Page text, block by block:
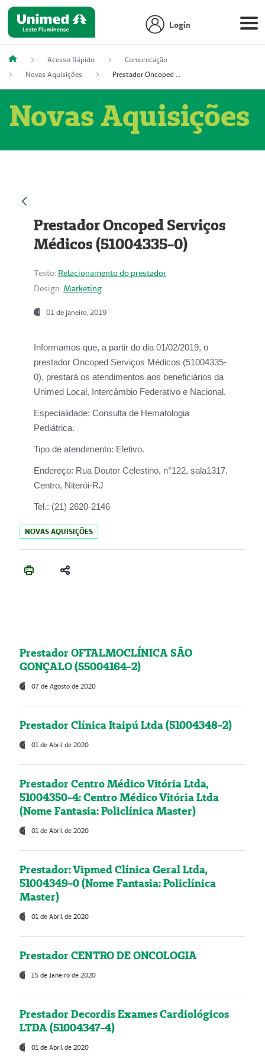
Login
Acesso Rápido
Comunicação
Novas Aquisições
Prestador Oncoped Serviços Médicos (51004335-0)
Novas Aquisições
Prestador Oncoped Serviços
Médicos (51004335-0)
Texto: Relacionamento do prestador
Design: Marketing
01 de janeiro, 2019
Informamos que, a partir do dia 01/02/2019, o
prestador Oncoped Serviços Médicos (51004335-
0), prestará os atendimentos aos beneficiários da
Unimed Local, Intercâmbio Federativo e Nacional.
Especialidade: Consulta de Hematologia
Pediátrica.
Tipo de atendimento: Eletivo.
Endereço: Rua Doutor Celestino, n°122, sala1317,
Centro, Niterói-RJ
Tel.: (21) 2620-2146
NOVAS AQUISIÇÕES
Prestador OFTALMOCLÍNICA SÃO
GONÇALO (55004164-2)
07 de Agosto de 2020
Prestador Clínica Itaipú Ltda (51004348-2)
01 de Abril de 2020
Prestador Centro Médico Vitória Ltda,
51004350-4: Centro Médico Vitória Ltda
(Nome Fantasia: Policlínica Master)
01 de Abril de 2020
Prestador: Vipmed Clínica Geral Ltda,
51004349-0 (Nome Fantasia: Policlínica
Master)
01 de Abril de 2020
Prestador CENTRO DE ONCOLOGIA
15 de Janeiro de 2020
Prestador Decordis Exames Cardiológicos
LTDA (51004347-4)
01 de Abril de 2020